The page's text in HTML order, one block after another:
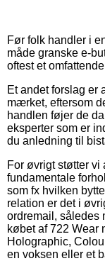
Før folk handler i
måde granske e-
oftest et
Et andet forslag er
mærket, eftersom
handlen føjer de
eksperter som er
du anledning til
For øvrigt støtter vi
fundamentale
som fx hvilken
relation er det i
ordremail, således
købet af 722 Wear
Holographic,
en voksen eller et